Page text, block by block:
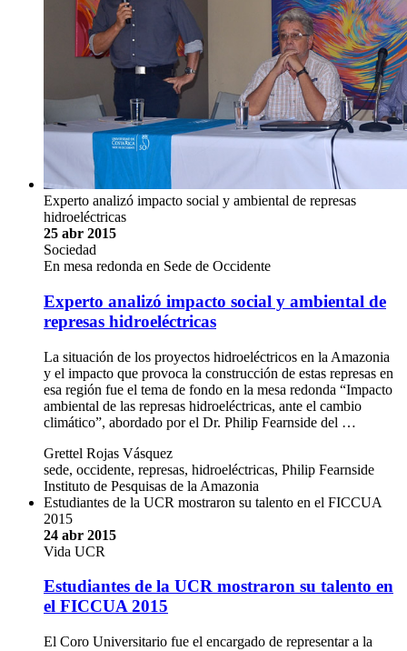
Experto analizó impacto social y ambiental de represas
hidroeléctricas
25 abr 2015
Sociedad
En mesa redonda en Sede de Occidente
Experto analizó impacto social y ambiental de
represas hidroeléctricas
La situación de los proyectos hidroeléctricos en la Amazonia
y el impacto que provoca la construcción de estas represas en
esa región fue el tema de fondo en la mesa redonda “Impacto
ambiental de las represas hidroeléctricas, ante el cambio
climático”, abordado por el Dr. Philip Fearnside del …
Grettel Rojas Vásquez
sede, occidente, represas, hidroeléctricas, Philip Fearnside
Instituto de Pesquisas de la Amazonia
Estudiantes de la UCR mostraron su talento en el FICCUA
2015
24 abr 2015
Vida UCR
Estudiantes de la UCR mostraron su talento en
el FICCUA 2015
El Coro Universitario fue el encargado de representar a la